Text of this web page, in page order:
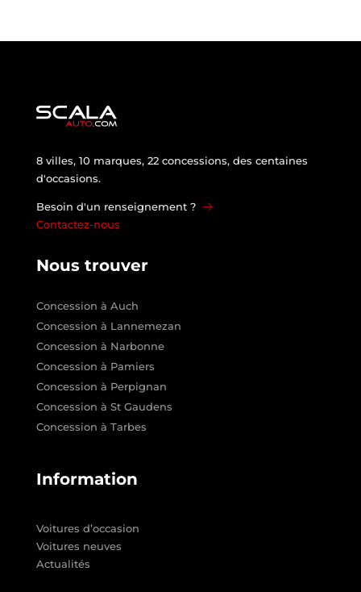
8 villes, 10 marques, 22 concessions, des centaines
d'occasions.
Besoin d'un renseignement ?
Contactez-nous
Nous trouver
Concession à Auch
Concession à Lannemezan
Concession à Narbonne
Concession à Pamiers
Concession à Perpignan
Concession à St Gaudens
Concession à Tarbes
Information
Voitures d’occasion
Voitures neuves
Actualités